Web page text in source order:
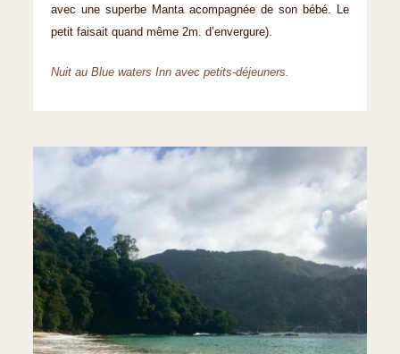
avec une superbe Manta acompagnée de son bébé. Le
petit faisait quand même 2m. d’envergure).
Nuit au Blue waters Inn avec petits-déjeuners.